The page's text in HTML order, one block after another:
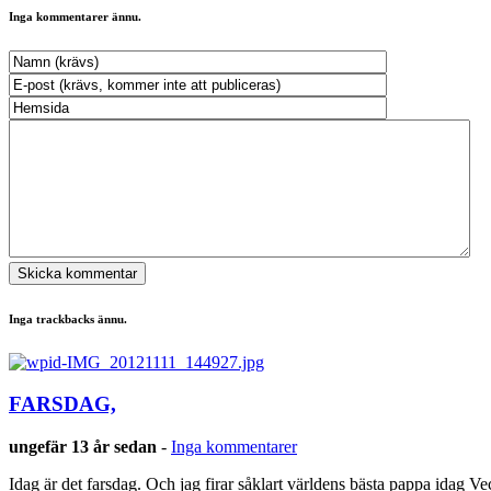
Inga kommentarer ännu.
Inga trackbacks ännu.
FARSDAG,
ungefär 13 år sedan - Inga kommentarer
Idag är det farsdag. Och jag firar såklart världens bästa pappa idag